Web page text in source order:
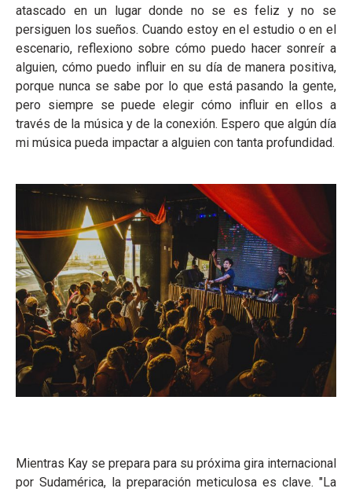
atascado en un lugar donde no se es feliz y no se
persiguen los sueños. Cuando estoy en el estudio o en el
escenario, reflexiono sobre cómo puedo hacer sonreír a
alguien, cómo puedo influir en su día de manera positiva,
porque nunca se sabe por lo que está pasando la gente,
pero siempre se puede elegir cómo influir en ellos a
través de la música y de la conexión. Espero que algún día
mi música pueda impactar a alguien con tanta profundidad.
Mientras Kay se prepara para su próxima gira internacional
por Sudamérica, la preparación meticulosa es clave. "La